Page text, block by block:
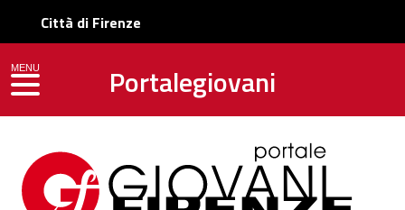
Città di Firenze
Portalegiovani
MENU
toggle navigation